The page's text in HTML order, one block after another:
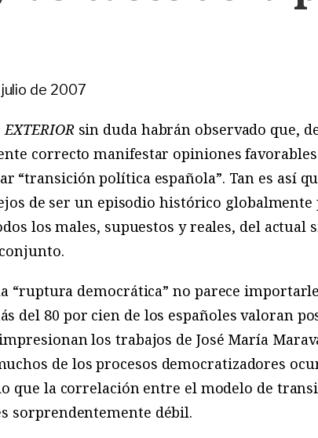
julio de 2007
sin duda habrán observado que,
correcto manifestar opiniones
“transición política española”. Tan es así
de ser un episodio histórico
los males, supuestos y reales, del actual
“ruptura democrática” no parece
del 80 por cien de los españoles valoran
los trabajos de José María
de los procesos democratizadores
que la correlación entre el modelo de
sorprendentemente débil.